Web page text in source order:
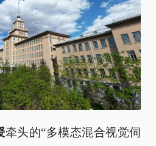
牵头的“多模态混合视觉伺